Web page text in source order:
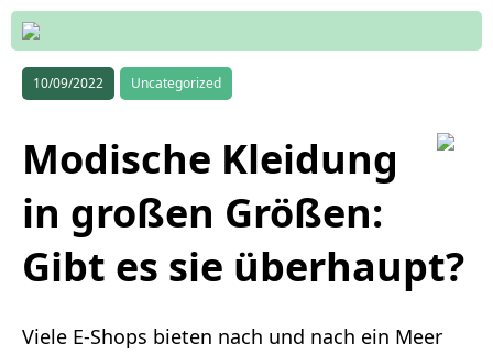
10/09/2022 Uncategorized
Modische Kleidung
in großen Größen:
Gibt es sie überhaupt?
Viele E-Shops bieten nach und nach ein Meer